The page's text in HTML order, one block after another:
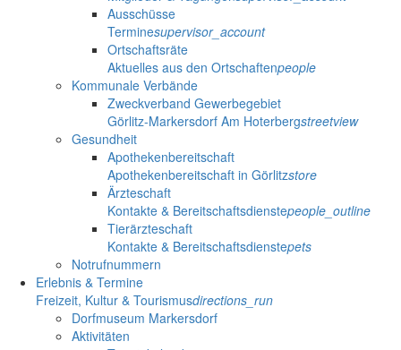
Ausschüsse
Terminesupervisor_account
Ortschaftsräte
Aktuelles aus den Ortschaftenpeople
Kommunale Verbände
Zweckverband Gewerbegebiet
Görlitz-Markersdorf Am Hoterbergstreetview
Gesundheit
Apothekenbereitschaft
Apothekenbereitschaft in Görlitzstore
Ärzteschaft
Kontakte & Bereitschaftsdienstepeople_outline
Tierärzteschaft
Kontakte & Bereitschaftsdienstepets
Notrufnummern
Erlebnis & Termine
Freizeit, Kultur & Tourismusdirections_run
Dorfmuseum Markersdorf
Aktivitäten